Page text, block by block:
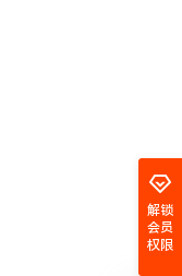
解锁
会员
权限